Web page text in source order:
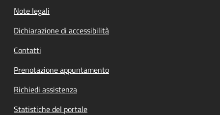
Note legali
Dichiarazione di accessibilità
Contatti
Prenotazione appuntamento
Richiedi assistenza
Statistiche del portale